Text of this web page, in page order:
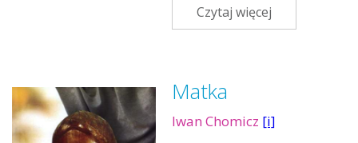
Czytaj więcej
Matka
Iwan Chomicz [i]